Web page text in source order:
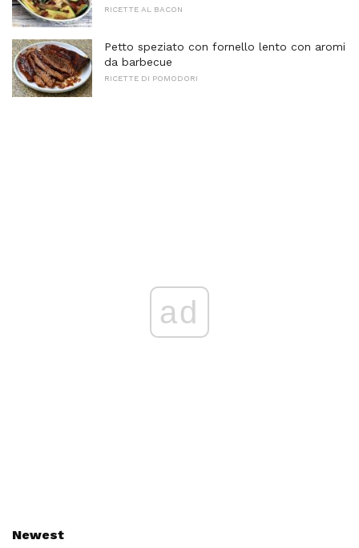
RICETTE AL BACON
Petto speziato con fornello lento con aromi
da barbecue
RICETTE DI POMODORI
ad
Newest